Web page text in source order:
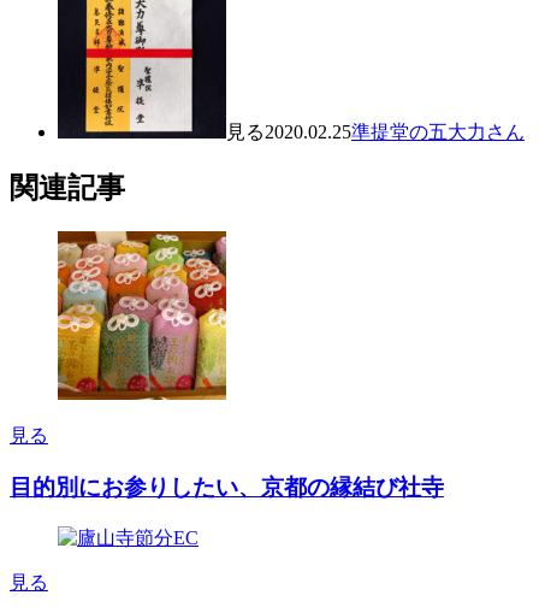
見る2020.02.25準提堂の五大力さん
関連記事
見る
目的別にお参りしたい、京都の縁結び社寺
見る